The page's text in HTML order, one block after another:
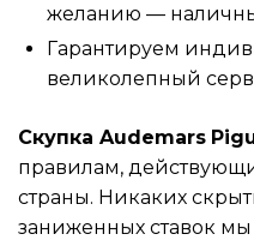
желанию —
Гарантируем
великолепный
Скупка Audemars
правилам,
страны. Никаких
заниженных ставок